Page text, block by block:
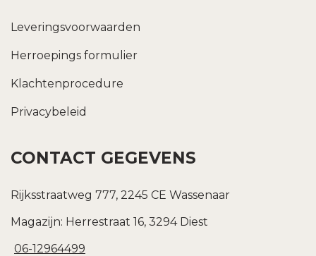
Leveringsvoorwaarden
Herroepings formulier
Klachtenprocedure
Privacybeleid
CONTACT GEGEVENS
Rijksstraatweg 777, 2245 CE Wassenaar
Magazijn: Herrestraat 16, 3294 Diest
06-12964499